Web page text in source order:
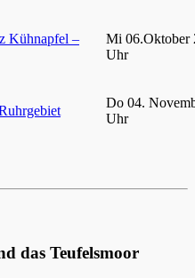
Kühnapfel –
Mi 06.Oktober
Uhr
Do 04.
Uhr
das Teufelsmoor